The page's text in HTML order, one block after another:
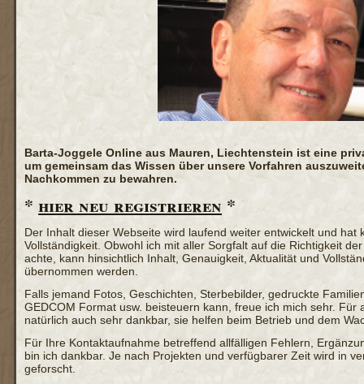
Barta-Joggele Online aus Mauren, Liechtenstein ist eine
um gemeinsam das Wissen über unsere Vorfahren
Nachkommen zu bewahren.
* hier neu registrieren *
Der Inhalt dieser Webseite wird laufend weiter entwickelt und hat
Vollständigkeit. Obwohl ich mit aller Sorgfalt auf die Richtigkeit
achte, kann hinsichtlich Inhalt, Genauigkeit, Aktualität und
übernommen werden.
Falls jemand Fotos, Geschichten, Sterbebilder, gedruckte
GEDCOM Format usw. beisteuern kann, freue ich mich sehr. Für
natürlich auch sehr dankbar, sie helfen beim Betrieb und dem
Für Ihre Kontaktaufnahme betreffend allfälligen Fehlern,
bin ich dankbar. Je nach Projekten und verfügbarer Zeit wird in
geforscht.